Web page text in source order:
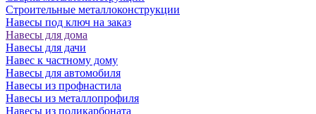
Строительные металлоконструкции
Навесы под ключ на заказ
Навесы для дома
Навесы для дачи
Навес к частному дому
Навесы для автомобиля
Навесы из профнастила
Навесы из металлопрофиля
Навесы из поликарбоната